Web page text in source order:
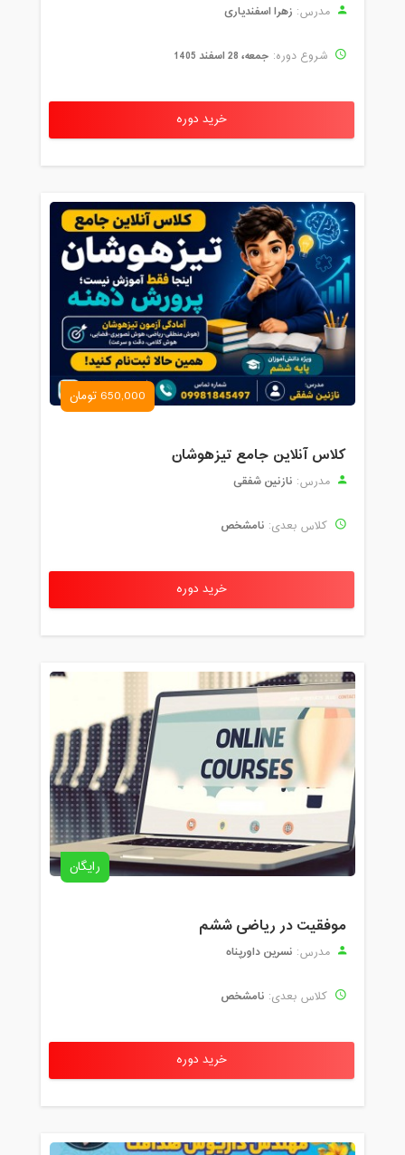
مدرس: زهرا اسفندیاری
شروع دوره: جمعه، 28 اسفند 1405
خرید دوره
650,000 تومان
کلاس آنلاین جامع تیزهوشان
مدرس: نازنین شفقی
کلاس بعدی: نامشخص
خرید دوره
رایگان
موفقیت در ریاضی ششم
مدرس: نسرین داورپناه
کلاس بعدی: نامشخص
خرید دوره